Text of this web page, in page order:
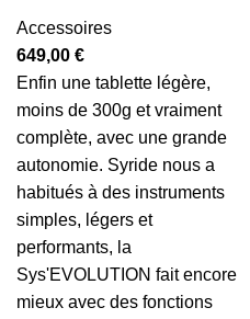
Accessoires
649,00 €
Enfin une tablette légère,
moins de 300g et vraiment
complète, avec une grande
autonomie. Syride nous a
habitués à des instruments
simples, légers et
performants, la
Sys'EVOLUTION fait encore
mieux avec des fonctions